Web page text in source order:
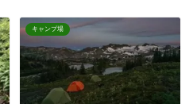
キャンプ場